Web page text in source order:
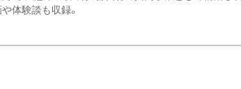
体験談も収録。